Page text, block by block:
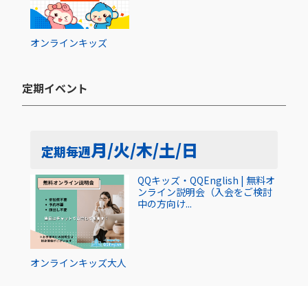
オンラインキッズ
定期イベント​
定期毎週月/火/木/土/日
オンラインキッズ大人
QQキッズ・QQEnglish | 無料オ
ンライン説明会（入会をご検討
中の方向け...